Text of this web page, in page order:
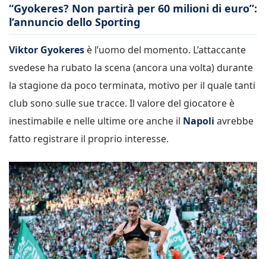
“Gyokeres? Non partirà per 60 milioni di euro”:
l’annuncio dello Sporting
Viktor Gyokeres è l’uomo del momento. L’attaccante
svedese ha rubato la scena (ancora una volta) durante
la stagione da poco terminata, motivo per il quale tanti
club sono sulle sue tracce. Il valore del giocatore è
inestimabile e nelle ultime ore anche il Napoli avrebbe
fatto registrare il proprio interesse.